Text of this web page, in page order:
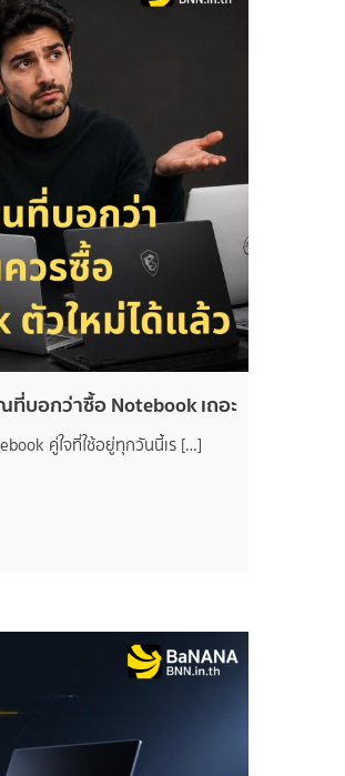
บอกว่าซื้อ Notebook เถอะ
คู่ใจที่ใช้อยู่ทุกวันนี้เร […]